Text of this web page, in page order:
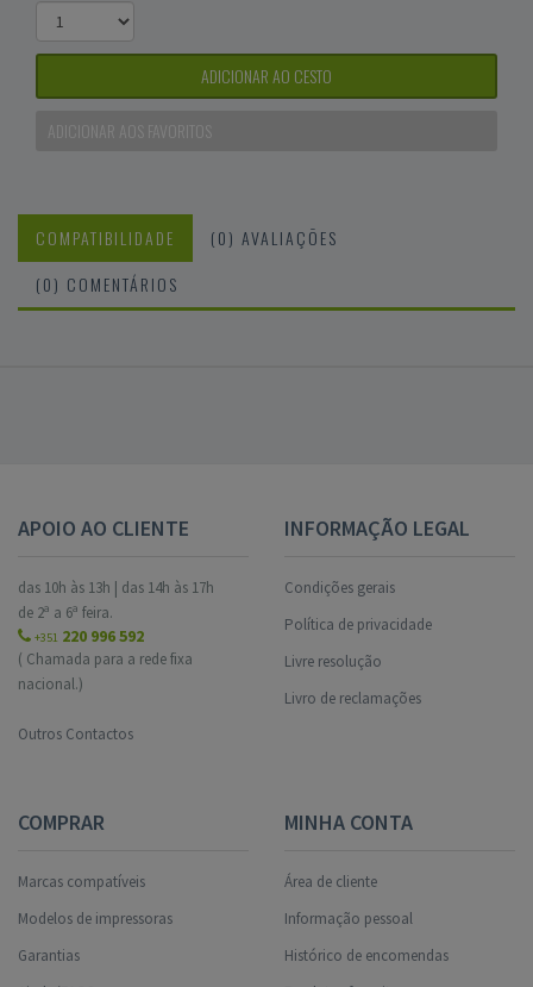
ADICIONAR AO CESTO
ADICIONAR AOS FAVORITOS
COMPATIBILIDADE
(0) AVALIAÇÕES
(0) COMENTÁRIOS
APOIO AO CLIENTE
das 10h às 13h | das 14h às 17h
de 2ª a 6ª feira.
+351 220 996 592
( Chamada para a rede fixa
nacional.)
Outros Contactos
INFORMAÇÃO LEGAL
Condições gerais
Política de privacidade
Livre resolução
Livro de reclamações
COMPRAR
Marcas compatíveis
Modelos de impressoras
Garantias
MINHA CONTA
Área de cliente
Informação pessoal
Histórico de encomendas